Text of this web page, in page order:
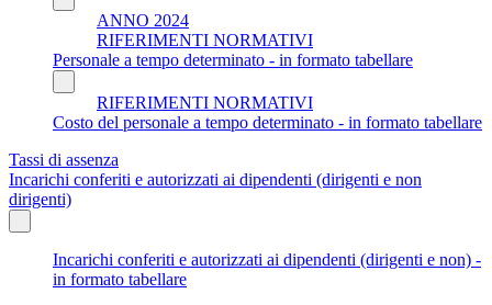
ANNO 2024
RIFERIMENTI NORMATIVI
Personale a tempo determinato - in formato tabellare
RIFERIMENTI NORMATIVI
Costo del personale a tempo determinato - in formato tabellare
Tassi di assenza
Incarichi conferiti e autorizzati ai dipendenti (dirigenti e non
dirigenti)
Incarichi conferiti e autorizzati ai dipendenti (dirigenti e non) -
in formato tabellare